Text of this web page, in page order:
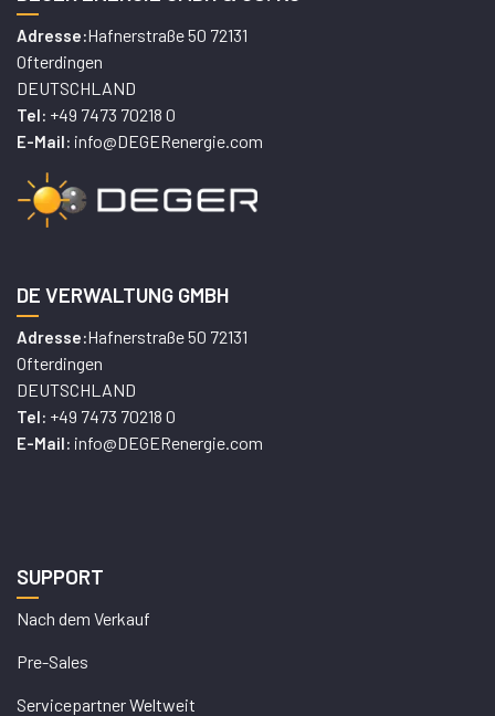
Adresse:Hafnerstraße 50 72131
Ofterdingen
DEUTSCHLAND
Tel: +49 7473 70218 0
E-Mail: info@DEGERenergie.com
DE VERWALTUNG GMBH
Adresse:Hafnerstraße 50 72131
Ofterdingen
DEUTSCHLAND
Tel: +49 7473 70218 0
E-Mail: info@DEGERenergie.com
SUPPORT
Nach dem Verkauf
Pre-Sales
Servicepartner Weltweit